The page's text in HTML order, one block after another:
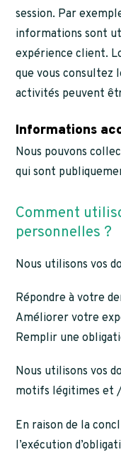
session. Par
informations sont
expérience client.
que vous consultez
activités peuvent
Informations
Nous pouvons
qui sont
Comment
personnelles ?
Nous utilisons vos
Répondre à votre
Améliorer votre
Remplir une
Nous utilisons vos
motifs légitimes et
En raison de la
l’exécution